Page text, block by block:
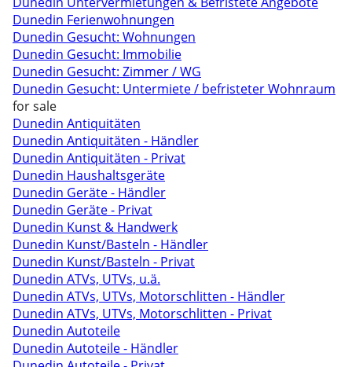
Dunedin Ferienwohnungen
Dunedin Gesucht: Wohnungen
Dunedin Gesucht: Immobilie
Dunedin Gesucht: Zimmer / WG
Dunedin Gesucht: Untermiete / befristeter Wohnraum
for sale
Dunedin Antiquitäten
Dunedin Antiquitäten - Händler
Dunedin Antiquitäten - Privat
Dunedin Haushaltsgeräte
Dunedin Geräte - Händler
Dunedin Geräte - Privat
Dunedin Kunst & Handwerk
Dunedin Kunst/Basteln - Händler
Dunedin Kunst/Basteln - Privat
Dunedin ATVs, UTVs, u.ä.
Dunedin ATVs, UTVs, Motorschlitten - Händler
Dunedin ATVs, UTVs, Motorschlitten - Privat
Dunedin Autoteile
Dunedin Autoteile - Händler